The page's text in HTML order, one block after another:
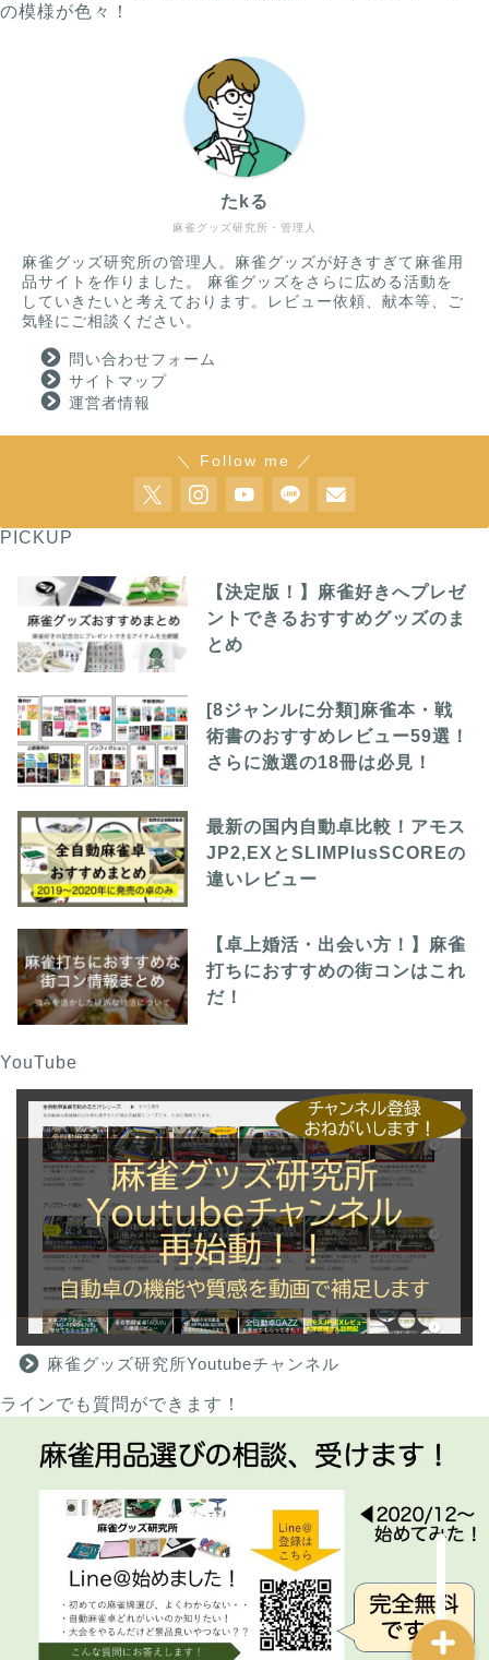
麻雀グッズ研究所のサイ
トマップ
問い合わせ
おすすめ
の模様が色々！
麻雀グッズ研究所・管理人
たkる
麻雀グッズ研究所の管理人。麻雀グッズが好きすぎて麻雀用
品サイトを作りました。 麻雀グッズをさらに広める活動を
していきたいと考えております。レビュー依頼、献本等、ご
気軽にご相談ください。
問い合わせフォーム
サイトマップ
運営者情報
＼ Follow me ／
PICKUP
【決定版！】麻雀好きへプレゼ
ントできるおすすめグッズのま
とめ
[8ジャンルに分類]麻雀本・戦
術書のおすすめレビュー59選！
さらに激選の18冊は必見！
最新の国内自動卓比較！アモス
JP2,EXとSLIMPlusSCOREの
違いレビュー
【卓上婚活・出会い方！】麻雀
打ちにおすすめの街コンはこれ
だ！
YouTube
麻雀グッズ研究所Youtubeチャンネル
ラインでも質問ができます！